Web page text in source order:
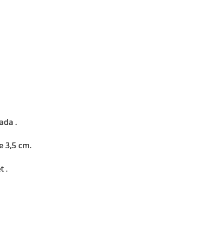
.
3,5 cm.
.